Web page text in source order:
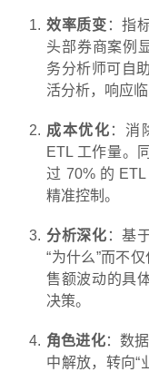
效率质变 ：指
头部券商案例
务分析师可自
活分析，响应
成本优化 ：消
ETL 工作量。
过 70% 的
精准控制。
分析深化 ：基
“为什么”而不
售额波动的具
决策。
角色进化：数
中解放，转向“